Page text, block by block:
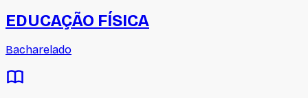
EDUCAÇÃO FÍSICA
Bacharelado